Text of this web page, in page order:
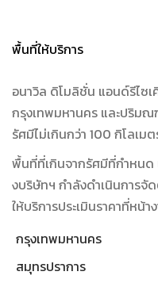
พื้นที่ให้บริการ
อนาวิล ดิโมลิชั่น แอนด์รีไซ
กรุงเทพมหานคร และปริมณ
รัศมีไม่เกินกว่า 100 กิโลเม
พื้นที่ที่เกินจากรัศมีที่กำหนด
งบริษัทฯ กำลังดำเนินการจั
ให้บริการประเมินราคาที่ห
กรุงเทพมหานคร
สมุทรปราการ